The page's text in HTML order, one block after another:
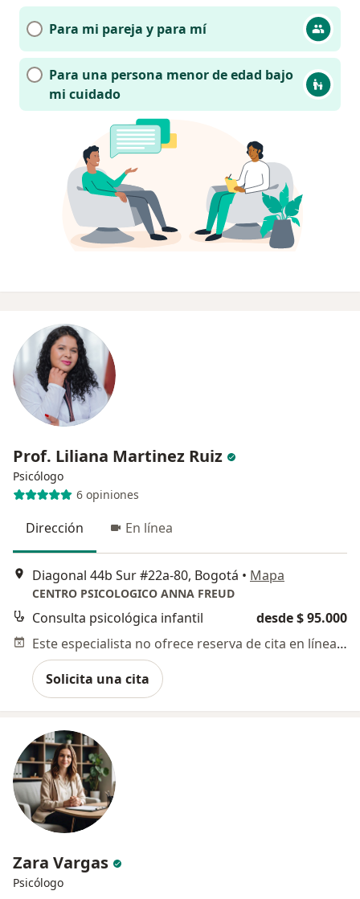
Para mi pareja y para mí
Para una persona menor de edad bajo
mi cuidado
Prof. Liliana Martinez Ruiz
Psicólogo
6 opiniones
Dirección En línea
Diagonal 44b Sur #22a-80, Bogotá • Mapa
CENTRO PSICOLOGICO ANNA FREUD
Consulta psicológica infantil
desde $ 95.000
Este especialista no ofrece reserva de cita en línea en esta dirección.
Solicita una cita
Zara Vargas
Psicólogo